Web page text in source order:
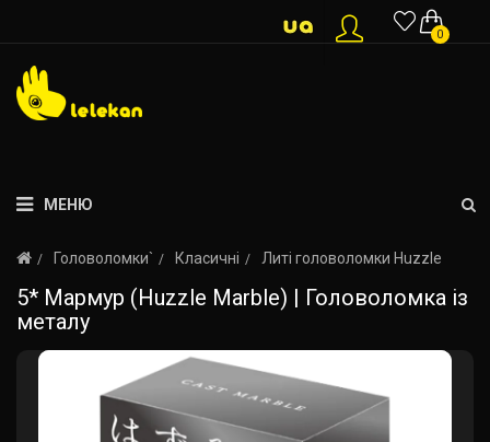
0
МЕНЮ
Головоломки` Класичні Литі головоломки Huzzle
5* Мармур (Huzzle Marble) | Головоломка із
металу